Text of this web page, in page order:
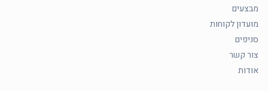
מבצעים
מועדון לקוחות
סניפים
צור קשר
אודות